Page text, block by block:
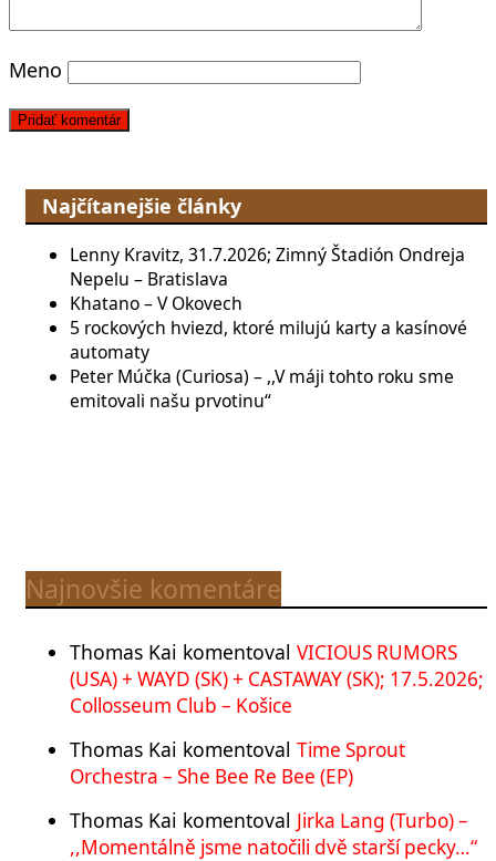
Meno
Najčítanejšie články
Lenny Kravitz, 31.7.2026; Zimný Štadión Ondreja
Nepelu – Bratislava
Khatano – V Okovech
5 rockových hviezd, ktoré milujú karty a kasínové
automaty
Peter Múčka (Curiosa) – ,,V máji tohto roku sme
emitovali našu prvotinu“
Najnovšie komentáre
Thomas Kai komentoval VICIOUS RUMORS
(USA) + WAYD (SK) + CASTAWAY (SK); 17.5.2026;
Collosseum Club – Košice
Thomas Kai komentoval Time Sprout
Orchestra – She Bee Re Bee (EP)
Thomas Kai komentoval Jirka Lang (Turbo) –
,,Momentálně jsme natočili dvě starší pecky…“